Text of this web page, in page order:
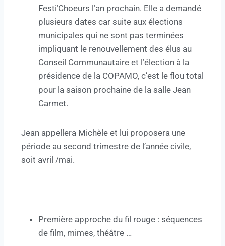
Festi’Choeurs l’an prochain. Elle a demandé
plusieurs dates car suite aux élections
municipales qui ne sont pas terminées
impliquant le renouvellement des élus au
Conseil Communautaire et l’élection à la
présidence de la COPAMO, c’est le flou total
pour la saison prochaine de la salle Jean
Carmet.
Jean appellera Michèle et lui proposera une
période au second trimestre de l’année civile,
soit avril /mai.
Première approche du fil rouge : séquences
de film, mimes, théâtre …